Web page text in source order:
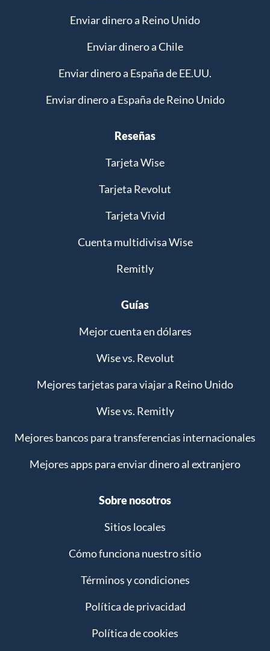
Enviar dinero a Reino Unido
Enviar dinero a Chile
Enviar dinero a España de EE.UU.
Enviar dinero a España de Reino Unido
Reseñas
Tarjeta Wise
Tarjeta Revolut
Tarjeta Vivid
Cuenta multidivisa Wise
Remitly
Guías
Mejor cuenta en dólares
Wise vs. Revolut
Mejores tarjetas para viajar a Reino Unido
Wise vs. Remitly
Mejores bancos para transferencias internacionales
Mejores apps para enviar dinero al extranjero
Sobre nosotros
Sitios locales
Cómo funciona nuestro sitio
Términos y condiciones
Política de privacidad
Política de cookies